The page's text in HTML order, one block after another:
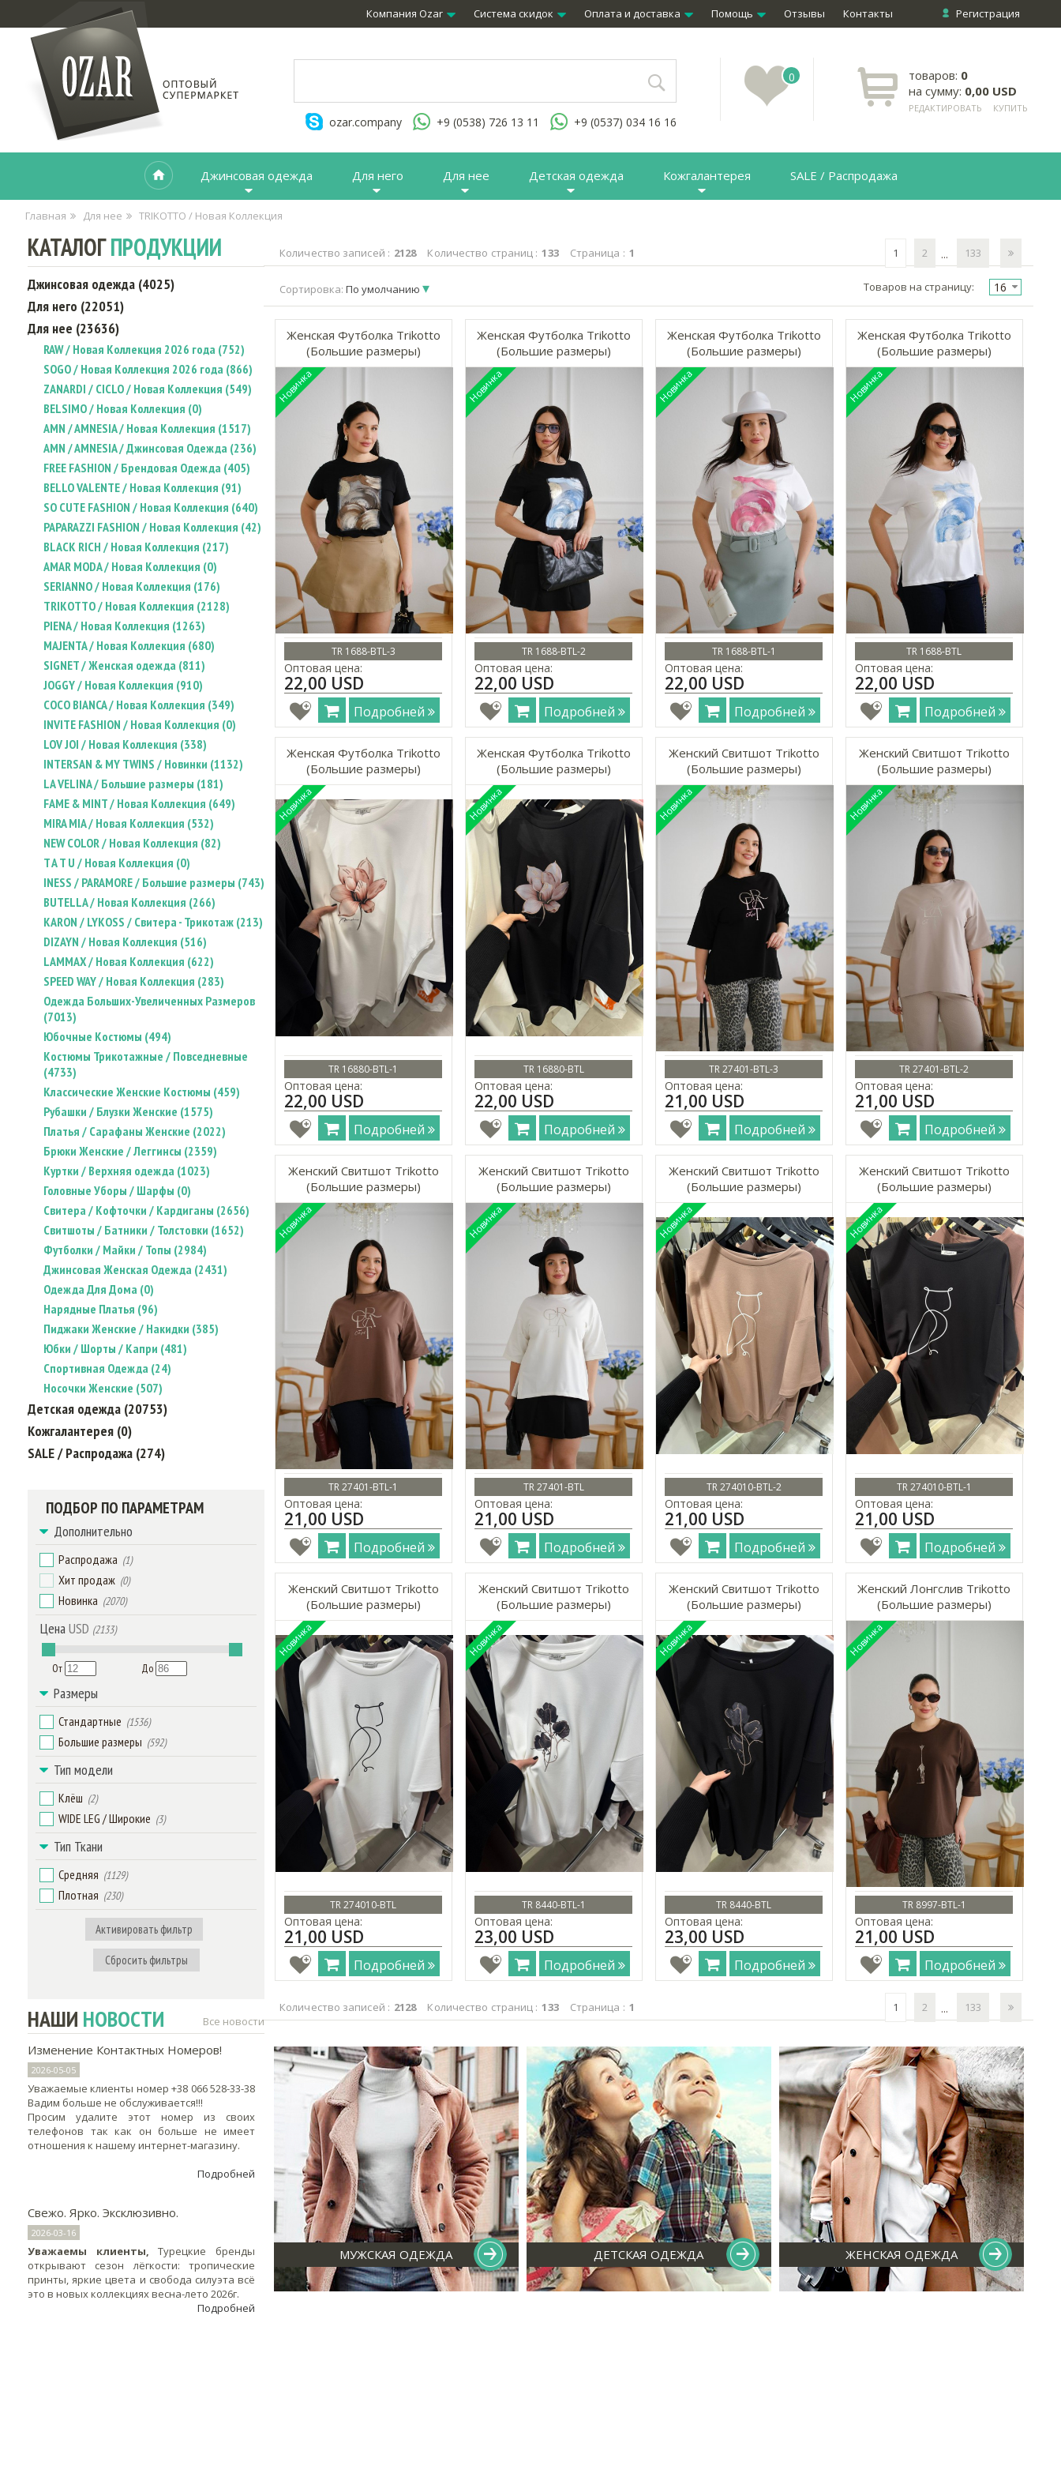
Регистрация
Компания Ozar Система скидок Оплата и доставка Помощь Отзывы Контакты
ozar.company +9 (0538) 726 13 11 +9 (0537) 034 16 16
0 товаров: 0
на сумму: 0,00 USD
РЕДАКТИРОВАТЬ КУПИТЬ
Джинсовая одежда Для него Для нее Детская одежда Кожгалантерея SALE / Распродажа
Главная Для нее TRIKOTTO / Новая Коллекция
КАТАЛОГПРОДУКЦИИ
Джинсовая одежда (4025)
Для него (22051)
Для нее (23636)
RAW / Новая Коллекция 2026 года (752)
SOGO / Новая Коллекция 2026 года (866)
ZANARDI / CICLO / Новая Коллекция (549)
BELSIMO / Новая Коллекция (0)
AMN / AMNESIA / Новая Коллекция (1517)
AMN / AMNESIA / Джинсовая Одежда (236)
FREE FASHION / Брендовая Одежда (405)
BELLO VALENTE / Новая Коллекция (91)
SO CUTE FASHION / Новая Коллекция (640)
PAPARAZZI FASHION / Новая Коллекция (42)
BLACK RICH / Новая Коллекция (217)
AMAR MODA / Новая Коллекция (0)
SERIANNO / Новая Коллекция (176)
TRIKOTTO / Новая Коллекция (2128)
PIENA / Новая Коллекция (1263)
MAJENTA / Новая Коллекция (680)
SIGNET / Женская одежда (811)
JOGGY / Новая Коллекция (910)
COCO BIANCA / Новая Коллекция (349)
INVITE FASHION / Новая Коллекция (0)
LOV JOI / Новая Коллекция (338)
INTERSAN & MY TWINS / Новинки (1132)
LA VELINA / Большие размеры (181)
FAME & MINT / Новая Коллекция (649)
MIRA MIA / Новая Коллекция (532)
NEW COLOR / Новая Коллекция (82)
T A T U / Новая Коллекция (0)
INESS / PARAMORE / Большие размеры (743)
BUTELLA / Новая Коллекция (266)
KARON / LYKOSS / Свитера - Трикотаж (213)
DIZAYN / Новая Коллекция (516)
LAMMAX / Новая Коллекция (622)
SPEED WAY / Новая Коллекция (283)
Одежда Больших-Увеличенных Размеров
(7013)
Юбочные Костюмы (494)
Костюмы Трикотажные / Повседневные
(4733)
Классические Женские Костюмы (459)
Рубашки / Блузки Женские (1575)
Платья / Сарафаны Женские (2022)
Брюки Женские / Леггинсы (2359)
Куртки / Верхняя одежда (1023)
Головные Уборы / Шарфы (0)
Свитера / Кофточки / Кардиганы (2656)
Свитшоты / Батники / Толстовки (1652)
Футболки / Майки / Топы (2984)
Джинсовая Женская Одежда (2431)
Одежда Для Дома (0)
Нарядные Платья (96)
Пиджаки Женские / Накидки (385)
Юбки / Шорты / Капри (481)
Спортивная Одежда (24)
Носочки Женские (507)
Детская одежда (20753)
Кожгалантерея (0)
SALE / Распродажа (274)
ПОДБОР ПО ПАРАМЕТРАМ
Дополнительно
Распродажа (1)
Хит продаж (0)
Новинка (2070)
ЦенаUSD (2133)
От До
Размеры
Стандартные (1536)
Большие размеры (592)
Тип модели
Клёш (2)
WIDE LEG / Широкие (3)
Тип Ткани
Средняя (1129)
Плотная (230)
Активировать фильтр
Сбросить фильтры
НАШИ НОВОСТИ Все новости
Изменение Контактных Номеров!
2026-05-05
Уважаемые клиенты номер +38 066 528-33-38
Вадим больше не обслуживается!!!
Просим удалите этот номер из своих
телефонов так как он больше не имеет
отношения к нашему интернет-магазину.
Подробней
Свежо. Ярко. Эксклюзивно.
2026-03-16
Уважаемы клиенты,Турецкие бренды
открывают сезон лёгкости: тропические
принты, яркие цвета и свобода силуэта всё
это в новых коллекциях весна-лето 2026г.
Подробней
Количество записей : 2128 Количество страниц : 133 Страница : 1 1 2 ... 133
Сортировка: По умолчанию Товаров на страницу: 16
Женская Футболка Trikotto
(Большие размеры)
TR 1688-BTL-3
Оптовая цена:
22,00 USD
Подробней
Женская Футболка Trikotto
(Большие размеры)
TR 1688-BTL-2
Оптовая цена:
22,00 USD
Подробней
Женская Футболка Trikotto
(Большие размеры)
TR 1688-BTL-1
Оптовая цена:
22,00 USD
Подробней
Женская Футболка Trikotto
(Большие размеры)
TR 1688-BTL
Оптовая цена:
22,00 USD
Подробней
Женская Футболка Trikotto
(Большие размеры)
TR 16880-BTL-1
Оптовая цена:
22,00 USD
Подробней
Женская Футболка Trikotto
(Большие размеры)
TR 16880-BTL
Оптовая цена:
22,00 USD
Подробней
Женский Свитшот Trikotto
(Большие размеры)
TR 27401-BTL-3
Оптовая цена:
21,00 USD
Подробней
Женский Свитшот Trikotto
(Большие размеры)
TR 27401-BTL-2
Оптовая цена:
21,00 USD
Подробней
Женский Свитшот Trikotto
(Большие размеры)
TR 27401-BTL-1
Оптовая цена:
21,00 USD
Подробней
Женский Свитшот Trikotto
(Большие размеры)
TR 27401-BTL
Оптовая цена:
21,00 USD
Подробней
Женский Свитшот Trikotto
(Большие размеры)
TR 274010-BTL-2
Оптовая цена:
21,00 USD
Подробней
Женский Свитшот Trikotto
(Большие размеры)
TR 274010-BTL-1
Оптовая цена:
21,00 USD
Подробней
Женский Свитшот Trikotto
(Большие размеры)
TR 274010-BTL
Оптовая цена:
21,00 USD
Подробней
Женский Свитшот Trikotto
(Большие размеры)
TR 8440-BTL-1
Оптовая цена:
23,00 USD
Подробней
Женский Свитшот Trikotto
(Большие размеры)
TR 8440-BTL
Оптовая цена:
23,00 USD
Подробней
Женский Лонгслив Trikotto
(Большие размеры)
TR 8997-BTL-1
Оптовая цена:
21,00 USD
Подробней
Количество записей : 2128 Количество страниц : 133 Страница : 1 1 2 ... 133
МУЖСКАЯ ОДЕЖДА ДЕТСКАЯ ОДЕЖДА ЖЕНСКАЯ ОДЕЖДА